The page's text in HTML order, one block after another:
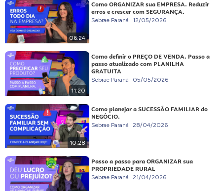
06:24
Como ORGANIZAR sua EMPRESA. Reduzir
erros e crescer com SEGURANÇA.
Sebrae Paraná 12/05/2026
11:20
Como definir o PREÇO DE VENDA. Passo a
passo atualizado com PLANILHA
GRATUITA
Sebrae Paraná 05/05/2026
10:28
Como planejar a SUCESSÃO FAMILIAR do
NEGÓCIO.
Sebrae Paraná 28/04/2026
Passo a passo para ORGANIZAR sua
PROPRIEDADE RURAL
Sebrae Paraná 21/04/2026